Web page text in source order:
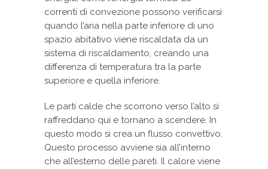
correnti di convezione possono verificarsi
quando l’aria nella parte inferiore di uno
spazio abitativo viene riscaldata da un
sistema di riscaldamento, creando una
differenza di temperatura tra la parte
superiore e quella inferiore.
Le parti calde che scorrono verso l’alto si
raffreddano qui e tornano a scendere. In
questo modo si crea un flusso convettivo.
Questo processo avviene sia all’interno
che all’esterno delle pareti. Il calore viene